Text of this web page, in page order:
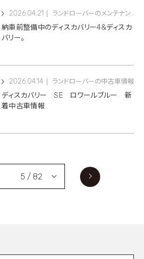
2026.04.21 ランドローバーのメンテナンス
納車前整備中のディスカバリー4&ディスカ
バリー。
2026.04.14 ランドローバーの中古車情報
ディスカバリー SE ロワールブルー 新
着中古車情報